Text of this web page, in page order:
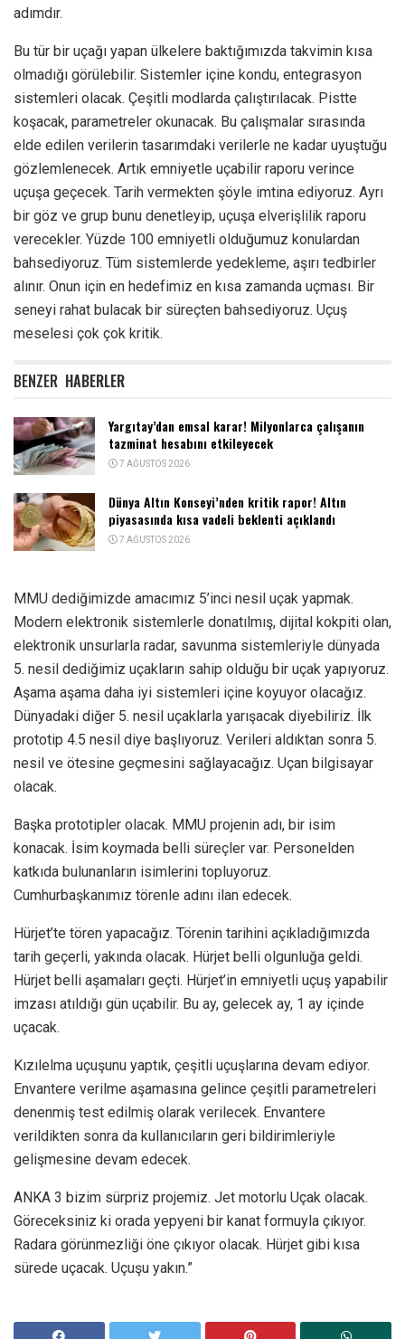
adımdır.
Bu tür bir uçağı yapan ülkelere baktığımızda takvimin kısa
olmadığı görülebilir. Sistemler içine kondu, entegrasyon
sistemleri olacak. Çeşitli modlarda çalıştırılacak. Pistte
koşacak, parametreler okunacak. Bu çalışmalar sırasında
elde edilen verilerin tasarımdaki verilerle ne kadar uyuştuğu
gözlemlenecek. Artık emniyetle uçabilir raporu verince
uçuşa geçecek. Tarih vermekten şöyle imtina ediyoruz. Ayrı
bir göz ve grup bunu denetleyip, uçuşa elverişlilik raporu
verecekler. Yüzde 100 emniyetli olduğumuz konulardan
bahsediyoruz. Tüm sistemlerde yedekleme, aşırı tedbirler
alınır. Onun için en hedefimiz en kısa zamanda uçması. Bir
seneyi rahat bulacak bir süreçten bahsediyoruz. Uçuş
meselesi çok çok kritik.
BENZER HABERLER
Yargıtay’dan emsal karar! Milyonlarca çalışanın
tazminat hesabını etkileyecek
7 AĞUSTOS 2026
Dünya Altın Konseyi’nden kritik rapor! Altın
piyasasında kısa vadeli beklenti açıklandı
7 AĞUSTOS 2026
MMU dediğimizde amacımız 5’inci nesil uçak yapmak.
Modern elektronik sistemlerle donatılmış, dijital kokpiti olan,
elektronik unsurlarla radar, savunma sistemleriyle dünyada
5. nesil dediğimiz uçakların sahip olduğu bir uçak yapıyoruz.
Aşama aşama daha iyi sistemleri içine koyuyor olacağız.
Dünyadaki diğer 5. nesil uçaklarla yarışacak diyebiliriz. İlk
prototip 4.5 nesil diye başlıyoruz. Verileri aldıktan sonra 5.
nesil ve ötesine geçmesini sağlayacağız. Uçan bilgisayar
olacak.
Başka prototipler olacak. MMU projenin adı, bir isim
konacak. İsim koymada belli süreçler var. Personelden
katkıda bulunanların isimlerini topluyoruz.
Cumhurbaşkanımız törenle adını ilan edecek.
Hürjet’te tören yapacağız. Törenin tarihini açıkladığımızda
tarih geçerli, yakında olacak. Hürjet belli olgunluğa geldi.
Hürjet belli aşamaları geçti. Hürjet’in emniyetli uçuş yapabilir
imzası atıldığı gün uçabilir. Bu ay, gelecek ay, 1 ay içinde
uçacak.
Kızılelma uçuşunu yaptık, çeşitli uçuşlarına devam ediyor.
Envantere verilme aşamasına gelince çeşitli parametreleri
denenmiş test edilmiş olarak verilecek. Envantere
verildikten sonra da kullanıcıların geri bildirimleriyle
gelişmesine devam edecek.
ANKA 3 bizim sürpriz projemiz. Jet motorlu Uçak olacak.
Göreceksiniz ki orada yepyeni bir kanat formuyla çıkıyor.
Radara görünmezliği öne çıkıyor olacak. Hürjet gibi kısa
sürede uçacak. Uçuşu yakın.”